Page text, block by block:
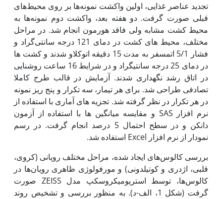
تجدید عناصر غذایی، اولین واکشت نمونه‌ها بر روی محیط‌های
قبلی صورت گرفت. دو هفته بعد، واکشت دوم نمونه‌ها به
محیط کشت مشابه ولی فاقد هورمون انجام شد. در مراحل
مختلف، محیط های کشت در دمای 121 درجه سانتی‌گراد و
فشار 5/1 اتمسفر به مدت 15 دقیقه اتوکلاو شدند و کشت ها
در دمای 25 درجه سانتی‏گراد و در شرایط 16 ساعت روشنایی
در اتاق رشد نگهداری شدند. آزمایش در قالب طرح کاملا
تصادفی طراحی شد. برای هر تیمار، سه تکرار و پنج ریز نمونه
در هر تکرار در نظر گرفته شد. تجزیه های آماری با استفاده از
نرم افزار SAS و مقایسه میانگین ها با استفاده از آزمون
دانکن و در سطح احتمال 5 درصد انجام گرفت. در رسم
نمودار از نرم افزار Excel استفاده شد.
بررسی کالوس‌های ایجاد شده، مراحل مختلف رویانی (کروی،
قلبی، اژدری و کوتیلدونی) و مورفولوژی ظاهری رویان‌ها در
کالوس‌ها، توسط استریومیکروسکپ مدل ZEISS صورت
گرفت (شکل 1، الف-د). به منظور بررسی و تشخیص روند